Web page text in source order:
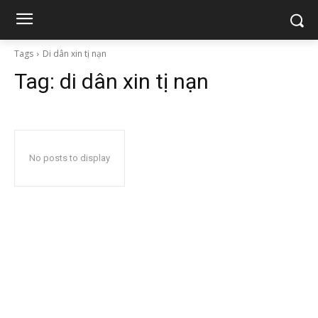
Tags Di dân xin tị nạn
Tag: di dân xin tị nạn
No posts to display